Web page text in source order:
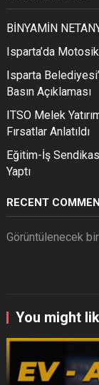
BİNYAMİN
Isparta’da
Isparta
Basın Açıklaması
ITSO Melek
Fırsatlar Anlatıldı
Eğitim-İş
Yaptı
RECENT
Görüntülenecek
You might